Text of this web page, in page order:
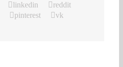
linkedin
reddit
pinterest
vk